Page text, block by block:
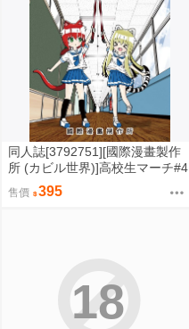
同人誌[3792751][國際漫畫製作
所 (カビル世界)]高校生マーチ#4
(原創)
售價 395
18